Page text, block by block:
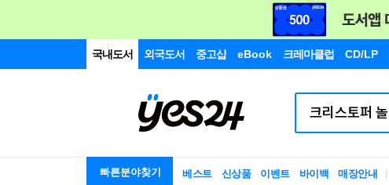
국내도서 외국도서 중고샵 eBook 크레마클럽 CD/LP
빠른분야찾기 베스트 신상품 이벤트 바이백 매장안내